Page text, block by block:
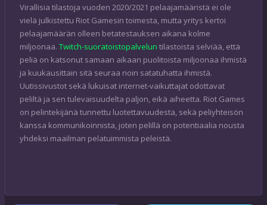
Virallisia tilastoja vuoden 2020/2021 pelaajamääristä ei ole
vielä julkistettu Riot Gamesin toimesta, mutta yritys kertoi
pelaajamäärän olleen betatestauksen aikana kolme
miljoonaa. Twitch-suoratoistopalvelun tilastoista selviää, että
peliä on katsonut samaan aikaan puolitoista miljoonaa ihmistä
ja kuukausittain sitä seuraa noin satatuhatta ihmistä.
Uutissivustot sekä lukuisat internet-vaikuttajat odottavat
peliltä ja sen tulevaisuudelta paljon, eikä aiheetta. Riot Games
on pelintekijänä tunnettu luotettavuudesta, sekä peliyhteisön
kanssa kommunikoinnista, joten pelillä on potentiaalia nousta
yhdeksi maailman pelatuimmista peleistä.